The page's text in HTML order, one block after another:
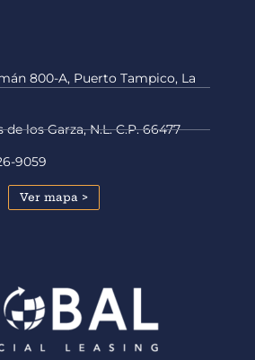
800-A, Puerto Tampico, La
de los Garza, N.L. C.P. 66477
9059
Ver mapa >